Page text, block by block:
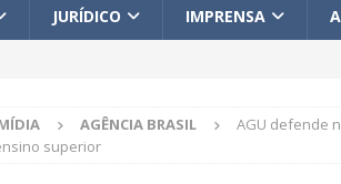
JURÍDICO IMPRENSA
AGÊNCIA BRASIL
AGU defende
superior